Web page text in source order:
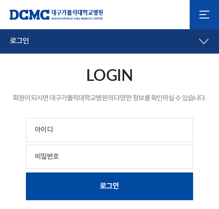
로그인
LOGIN
회원이 되시면 대구가톨릭대학교병원의 다양한 정보를 확인하실 수 있습니다.
아이디
비밀번호